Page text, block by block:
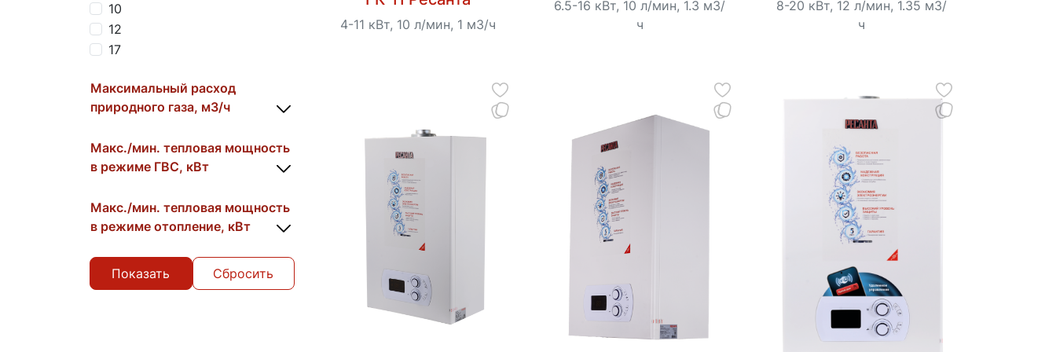
10
12
17
Максимальный расход
природного газа, м3/ч
Макс./мин. тепловая мощность
в режиме ГВС, кВт
Макс./мин. тепловая мощность
в режиме отопление, кВт
Сбросить
4-11 кВт, 10 л/мин, 1 м3/ч
6.5-16 кВт, 10 л/мин, 1.3 м3/
ч
8-20 кВт, 12 л/мин, 1.35 м3/
ч